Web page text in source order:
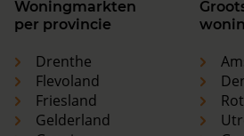
Woningmarkten
per provincie
Drenthe
Flevoland
Friesland
Gelderland